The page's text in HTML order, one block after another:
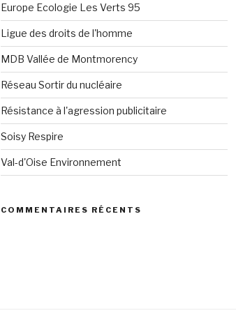
Europe Ecologie Les Verts 95
Ligue des droits de l'homme
MDB Vallée de Montmorency
Réseau Sortir du nucléaire
Résistance à l'agression publicitaire
Soisy Respire
Val-d'Oise Environnement
COMMENTAIRES RÉCENTS